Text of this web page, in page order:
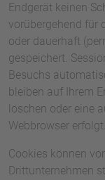
Endgerät keinen
vorübergehend für
oder dauerhaft
gespeichert.
Besuchs
bleiben auf Ihrem
löschen oder eine
Webbrowser erfolgt.
Cookies können
Drittunternehmen